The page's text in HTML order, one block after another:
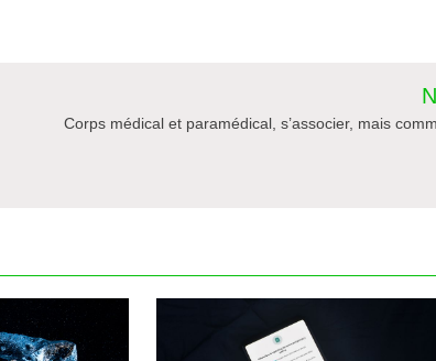
Corps médical et paramédical, s’associer, mais